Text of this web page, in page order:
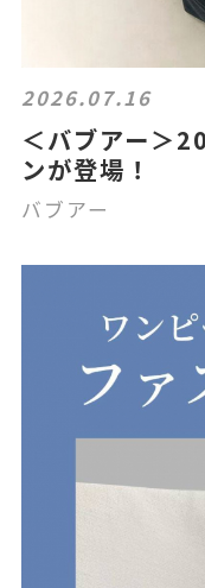
2026.07.16
＜バブアー＞
ンが登場！
バブアー